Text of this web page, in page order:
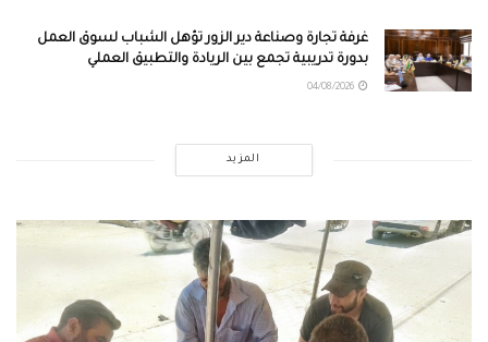
غرفة تجارة وصناعة دير الزور تؤهل الشباب لسوق العمل
بدورة تدريبية تجمع بين الريادة والتطبيق العملي
المزيد